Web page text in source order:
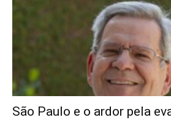
São Paulo e o ardor pela